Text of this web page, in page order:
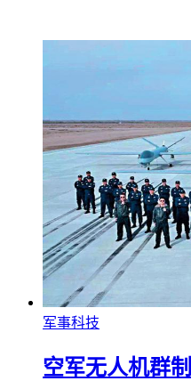
军事科技
空军无人机群